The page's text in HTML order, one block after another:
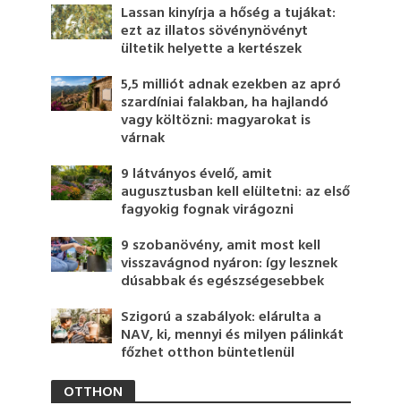
Lassan kinyírja a hőség a tujákat:
ezt az illatos sövénynövényt
ültetik helyette a kertészek
5,5 milliót adnak ezekben az apró
szardíniai falakban, ha hajlandó
vagy költözni: magyarokat is
várnak
9 látványos évelő, amit
augusztusban kell elültetni: az első
fagyokig fognak virágozni
9 szobanövény, amit most kell
visszavágnod nyáron: így lesznek
dúsabbak és egészségesebbek
Szigorú a szabályok: elárulta a
NAV, ki, mennyi és milyen pálinkát
főzhet otthon büntetlenül
OTTHON